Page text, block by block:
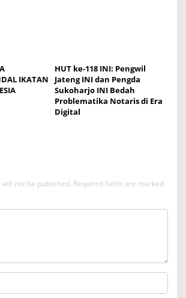
IKATAN
HUT ke-118 INI: Pengwil
Jateng INI dan Pengda
Sukoharjo INI Bedah
Problematika Notaris di Era
Digital
not be published. Required fields are marked